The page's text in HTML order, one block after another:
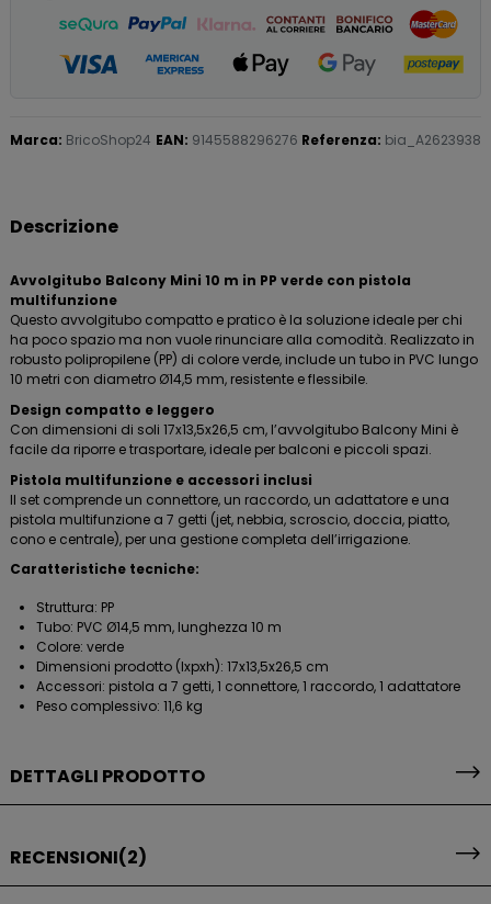
Marca: BricoShop24 EAN: 9145588296276 Referenza: bia_A2623938
Descrizione
Avvolgitubo Balcony Mini 10 m in PP verde con pistola
multifunzione
Questo avvolgitubo compatto e pratico è la soluzione ideale per chi
ha poco spazio ma non vuole rinunciare alla comodità. Realizzato in
robusto polipropilene (PP) di colore verde, include un tubo in PVC lungo
10 metri con diametro Ø14,5 mm, resistente e flessibile.
Design compatto e leggero
Con dimensioni di soli 17x13,5x26,5 cm, l’avvolgitubo Balcony Mini è
facile da riporre e trasportare, ideale per balconi e piccoli spazi.
Pistola multifunzione e accessori inclusi
Il set comprende un connettore, un raccordo, un adattatore e una
pistola multifunzione a 7 getti (jet, nebbia, scroscio, doccia, piatto,
cono e centrale), per una gestione completa dell’irrigazione.
Caratteristiche tecniche:
Struttura: PP
Tubo: PVC Ø14,5 mm, lunghezza 10 m
Colore: verde
Dimensioni prodotto (lxpxh): 17x13,5x26,5 cm
Accessori: pistola a 7 getti, 1 connettore, 1 raccordo, 1 adattatore
Peso complessivo: 11,6 kg
DETTAGLI PRODOTTO
RECENSIONI(2)